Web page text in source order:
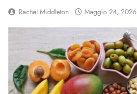
Rachel Middleton Maggio 24, 2026